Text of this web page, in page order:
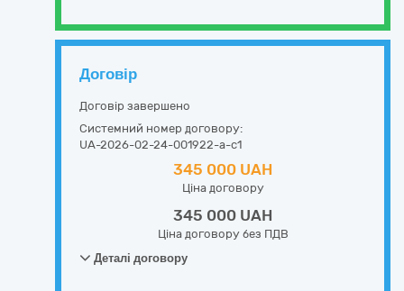
Договір
Договір завершено
Системний номер договору:
UA-2026-02-24-001922-a-c1
345 000 UAH
Ціна договору
345 000 UAH
Ціна договору без ПДВ
Деталі договору